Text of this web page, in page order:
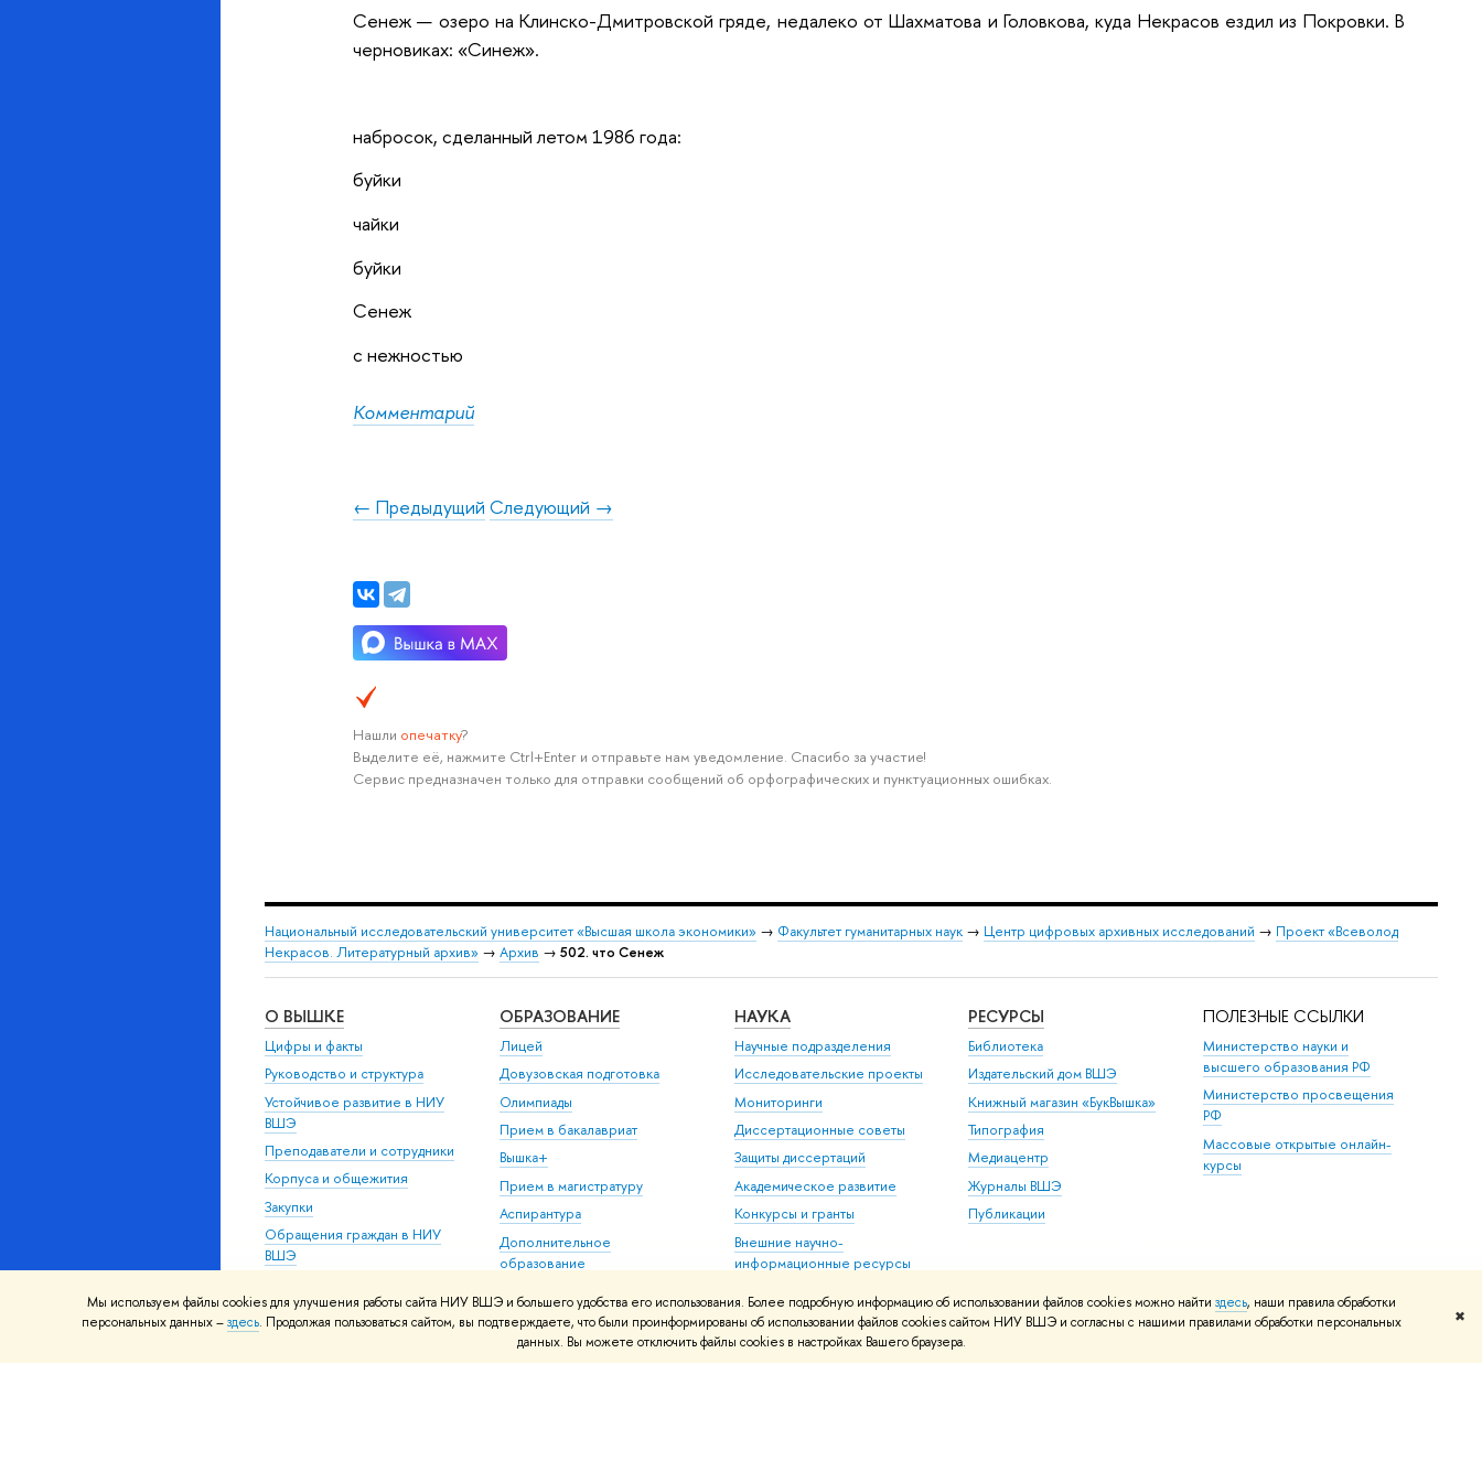
Мы используем файлы cookies для улучшения работы сайта НИУ ВШЭ и большего удобства его использования. Более подробную информацию об использовании файлов cookies можно найти здесь, наши правила обработки
персональных данных –здесь. Продолжая пользоваться сайтом, вы подтверждаете, что были проинформированы об использовании файлов cookies сайтом НИУ ВШЭ и согласны с нашими правилами обработки персональных
данных. Вы можете отключить файлы cookies в настройках Вашего браузера.
✖
Сенеж — озеро на Клинско-Дмитровской гряде, недалеко от Шахматова и Головкова, куда Некрасов ездил из Покровки. В
черновиках: «Синеж».
набросок, сделанный летом 1986 года:
буйки
чайки
буйки
Сенеж
с нежностью
Комментарий
← Предыдущий Следующий →
Нашли опечатку?
Выделите её, нажмите Ctrl+Enter и отправьте нам уведомление. Спасибо за участие!
Сервис предназначен только для отправки сообщений об орфографических и пунктуационных ошибках.
Национальный исследовательский университет «Высшая школа экономики» → Факультет гуманитарных наук → Центр цифровых архивных исследований → Проект «Всеволод
Некрасов. Литературный архив» → Архив → 502. что Сенеж
О ВЫШКЕ
Цифры и факты
Руководство и структура
Устойчивое развитие в НИУ
ВШЭ
Преподаватели и сотрудники
Корпуса и общежития
Закупки
Обращения граждан в НИУ
ВШЭ
Противодействие коррупции
расходах, об имуществе и
ОБРАЗОВАНИЕ
Лицей
Довузовская подготовка
Олимпиады
Прием в бакалавриат
Вышка+
Прием в магистратуру
Аспирантура
Дополнительное
образование
Бизнес-инкубатор ВШЭ
Образовательные
партнерства
НАУКА
Научные подразделения
Исследовательские проекты
Мониторинги
Диссертационные советы
Защиты диссертаций
Академическое развитие
Конкурсы и гранты
Внешние научно-
информационные ресурсы
РЕСУРСЫ
Библиотека
Издательский дом ВШЭ
Книжный магазин «БукВышка»
Типография
Медиацентр
Журналы ВШЭ
Публикации
ПОЛЕЗНЫЕ ССЫЛКИ
Министерство науки и
высшего образования РФ
Министерство просвещения
РФ
Массовые открытые онлайн-
курсы